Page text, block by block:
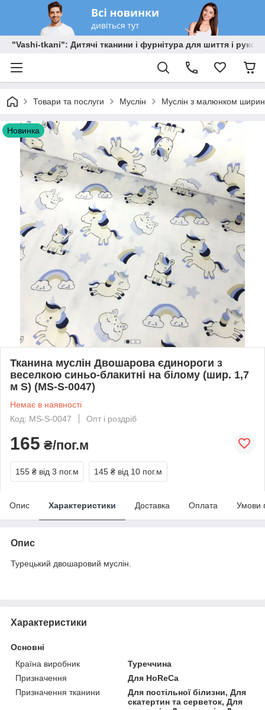
"Vashi-tkani": Дитячі тканини і фурнітура для шиття і
Товари та послуги Муслін Муслін з малюнком
Новинка
Тканина муслін Двошарова єдинороги з
веселкою синьо-блакитні на білому (шир. 1,7
м S) (MS-S-0047)
Немає в наявності
Код: MS-S-0047
Опт і роздріб
165 ₴/пог.м
155 ₴ від 3 пог.м 145 ₴ від 10 пог.м
Опис Характеристики Доставка Оплата Умови
Опис
Турецький двошаровий муслін.
Характеристики
Основні
Країна виробник
Туреччина
Призначення
Для HoReCa
Призначення тканини
Для постільної білизни, Для
скатертин та серветок, Для